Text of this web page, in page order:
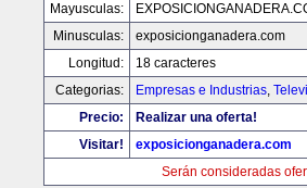
Mayusculas:
Minusculas:
exposicionganadera.com
Longitud:
18 caracteres
Categorias:
Empresas e Industrias,
Precio:
Realizar una oferta!
Visitar!
exposicionganadera.com
Serán consideradas